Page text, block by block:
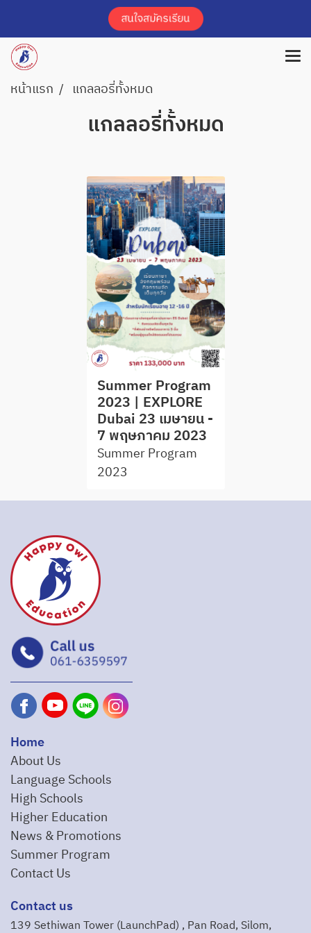
หน้าแรก แกลลอรี่ทั้งหมด
แกลลอรี่ทั้งหมด
Summer Program
2023 | EXPLORE
Dubai 23 เมษายน -
7 พฤษภาคม 2023
Summer Program
2023
Home
About Us
Language Schools
High Schools
Higher Education
News & Promotions
Summer Program
Contact Us
Contact us
139 Sethiwan Tower (LaunchPad) , Pan Road, Silom,